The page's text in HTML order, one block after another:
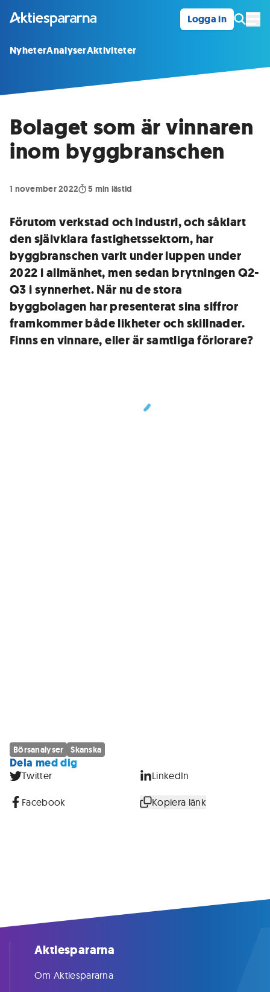
Logga in
NyheterAnalyserAktiviteter
Bolaget som är vinnaren
inom byggbranschen
1 november 2022 5 min lästid
Förutom verkstad och industri, och såklart
den självklara fastighetssektorn, har
byggbranschen varit under luppen under
2022 i allmänhet, men sedan brytningen Q2-
Q3 i synnerhet. När nu de stora
byggbolagen har presenterat sina siffror
framkommer både likheter och skillnader.
Finns en vinnare, eller är samtliga förlorare?
Börsanalyser Skanska
Dela med dig
Twitter LinkedIn
Facebook Kopiera länk
Aktiespararna
Om Aktiespararna